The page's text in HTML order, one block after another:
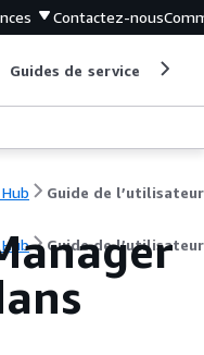
Contactez-nous
Guides de service
Guide de l’utilisateur
Guide de l’utilisateur